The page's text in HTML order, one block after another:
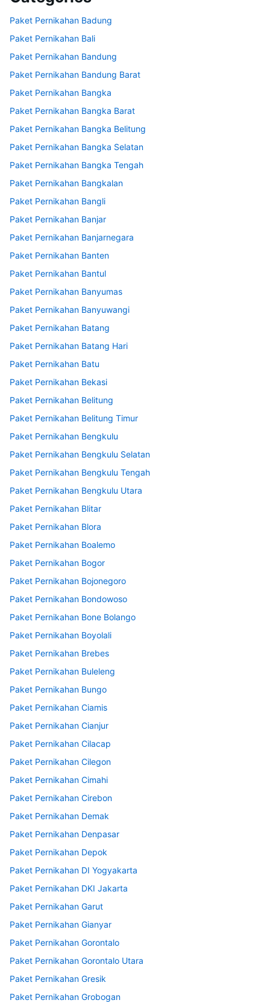
Paket Pernikahan Badung
Paket Pernikahan Bali
Paket Pernikahan Bandung
Paket Pernikahan Bandung Barat
Paket Pernikahan Bangka
Paket Pernikahan Bangka Barat
Paket Pernikahan Bangka Belitung
Paket Pernikahan Bangka Selatan
Paket Pernikahan Bangka Tengah
Paket Pernikahan Bangkalan
Paket Pernikahan Bangli
Paket Pernikahan Banjar
Paket Pernikahan Banjarnegara
Paket Pernikahan Banten
Paket Pernikahan Bantul
Paket Pernikahan Banyumas
Paket Pernikahan Banyuwangi
Paket Pernikahan Batang
Paket Pernikahan Batang Hari
Paket Pernikahan Batu
Paket Pernikahan Bekasi
Paket Pernikahan Belitung
Paket Pernikahan Belitung Timur
Paket Pernikahan Bengkulu
Paket Pernikahan Bengkulu Selatan
Paket Pernikahan Bengkulu Tengah
Paket Pernikahan Bengkulu Utara
Paket Pernikahan Blitar
Paket Pernikahan Blora
Paket Pernikahan Boalemo
Paket Pernikahan Bogor
Paket Pernikahan Bojonegoro
Paket Pernikahan Bondowoso
Paket Pernikahan Bone Bolango
Paket Pernikahan Boyolali
Paket Pernikahan Brebes
Paket Pernikahan Buleleng
Paket Pernikahan Bungo
Paket Pernikahan Ciamis
Paket Pernikahan Cianjur
Paket Pernikahan Cilacap
Paket Pernikahan Cilegon
Paket Pernikahan Cimahi
Paket Pernikahan Cirebon
Paket Pernikahan Demak
Paket Pernikahan Denpasar
Paket Pernikahan Depok
Paket Pernikahan DI Yogyakarta
Paket Pernikahan DKI Jakarta
Paket Pernikahan Garut
Paket Pernikahan Gianyar
Paket Pernikahan Gorontalo
Paket Pernikahan Gorontalo Utara
Paket Pernikahan Gresik
Paket Pernikahan Grobogan